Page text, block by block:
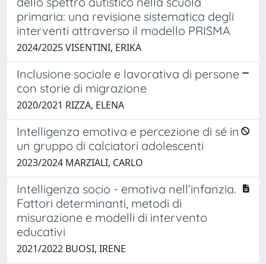
primaria: una revisione sistematica degli
interventi attraverso il modello PRISMA
2024/2025 VISENTINI, ERIKA
Inclusione sociale e lavorativa di persone
con storie di migrazione
2020/2021 RIZZA, ELENA
Intelligenza emotiva e percezione di sé in
un gruppo di calciatori adolescenti
2023/2024 MARZIALI, CARLO
Intelligenza socio - emotiva nell’infanzia.
Fattori determinanti, metodi di
misurazione e modelli di intervento
educativi
2021/2022 BUOSI, IRENE